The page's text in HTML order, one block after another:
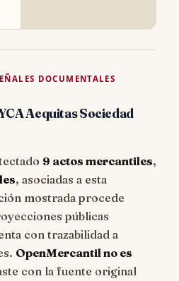
DOCUMENTALES
Aequitas Sociedad
9 actos mercantiles,
, asociadas a esta
mostrada procede
públicas
con trazabilidad a
OpenMercantil no es
con la fuente original